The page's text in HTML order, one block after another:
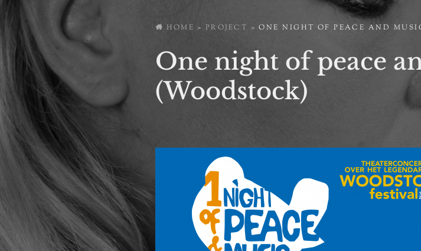
HOME > PROJECT > ONE NIGHT OF PEACE AND
One night of peace
(Woodstock)